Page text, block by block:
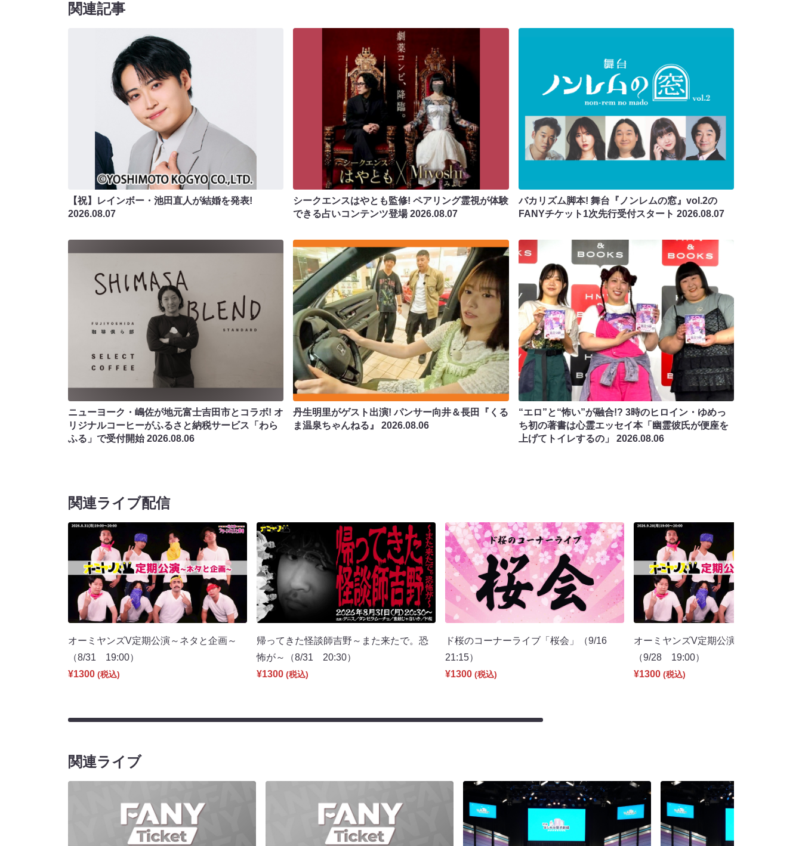
関連記事
【祝】レインボー・池田直人が結婚を発表!
2026.08.07
シークエンスはやとも監修! ペアリング霊視が体験
できる占いコンテンツ登場2026.08.07
バカリズム脚本! 舞台『ノンレムの窓』vol.2の
FANYチケット1次先行受付スタート 2026.08.07
ニューヨーク・嶋佐が地元富士吉田市とコラボ! オ
リジナルコーヒーがふるさと納税サービス「わら
ふる」で受付開始2026.08.06
丹生明里がゲスト出演! パンサー向井＆長田『くる
ま温泉ちゃんねる』2026.08.06
“エロ”と“怖い”が融合!? 3時のヒロイン・ゆめっ
ち初の著書は心霊エッセイ本「幽霊彼氏が便座を
上げてトイレするの」 2026.08.06
関連ライブ配信
オーミヤンズV定期公演～ネタと企画～
（8/31 19:00）
¥1300 (税込)
帰ってきた怪談師吉野～また来たで。恐
怖が～（8/31 20:30）
¥1300 (税込)
ド桜のコーナーライブ「桜会」（9/16
21:15）
¥1300 (税込)
オーミヤンズV定期公演～ネタと企画～
（9/28 19:00）
¥1300 (税込)
関連ライブ